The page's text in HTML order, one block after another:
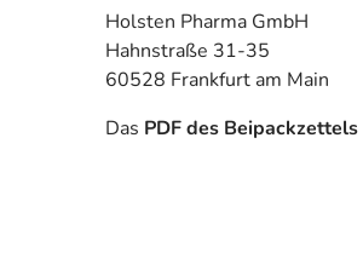
Holsten Pharma GmbH
Hahnstraße 31-35
60528 Frankfurt am Main
Das PDF des Beipackzettels